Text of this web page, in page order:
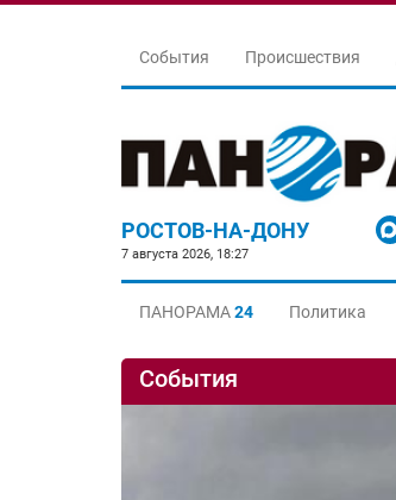
События Происшествия
РОСТОВ-НА-ДОНУ
7 августа 2026, 18:27
ПАНОРАМА24 Политика
События